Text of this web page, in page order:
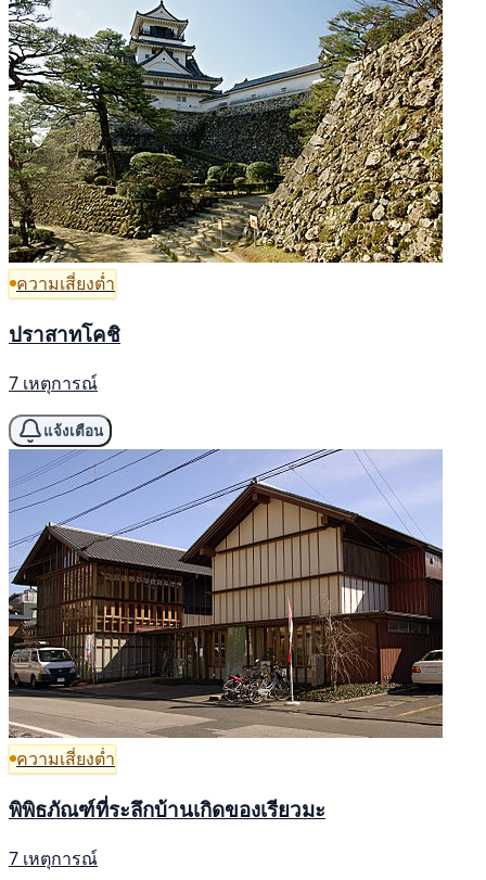
ความเสี่ยงต่ำ
ปราสาทโคชิ
7 เหตุการณ์
แจ้งเตือน
ความเสี่ยงต่ำ
พิพิธภัณฑ์ที่ระลึกบ้านเกิดของเรียวมะ
7 เหตุการณ์